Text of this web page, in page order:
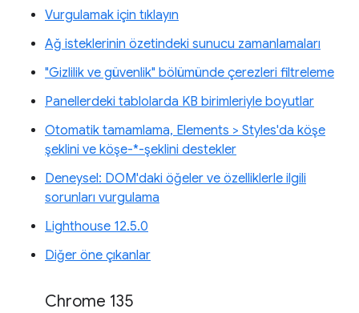
Vurgulamak için tıklayın
Ağ isteklerinin özetindeki sunucu zamanlamaları
"Gizlilik ve güvenlik" bölümünde çerezleri filtreleme
Panellerdeki tablolarda KB birimleriyle boyutlar
Otomatik tamamlama, Elements > Styles'da köşe
şeklini ve köşe-*-şeklini destekler
Deneysel: DOM'daki öğeler ve özelliklerle ilgili
sorunları vurgulama
Lighthouse 12.5.0
Diğer öne çıkanlar
Chrome 135